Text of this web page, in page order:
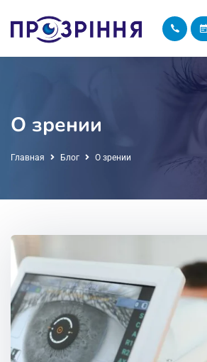
О зрении
Главная Блог О зрении